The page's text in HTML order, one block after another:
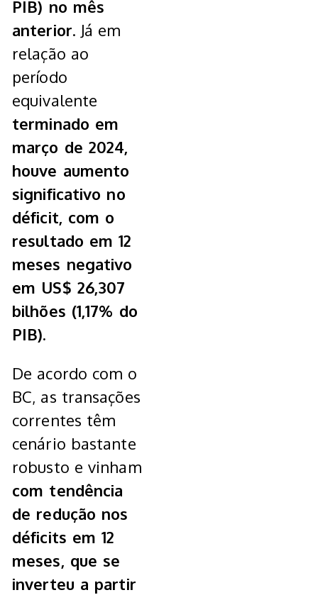
PIB) no mês
anterior. Já em
relação ao
período
equivalente
terminado em
março de 2024,
houve aumento
significativo no
déficit, com o
resultado em 12
meses negativo
em US$ 26,307
bilhões (1,17% do
PIB).
De acordo com o
BC, as transações
correntes têm
cenário bastante
robusto e vinham
com tendência
de redução nos
déficits em 12
meses, que se
inverteu a partir